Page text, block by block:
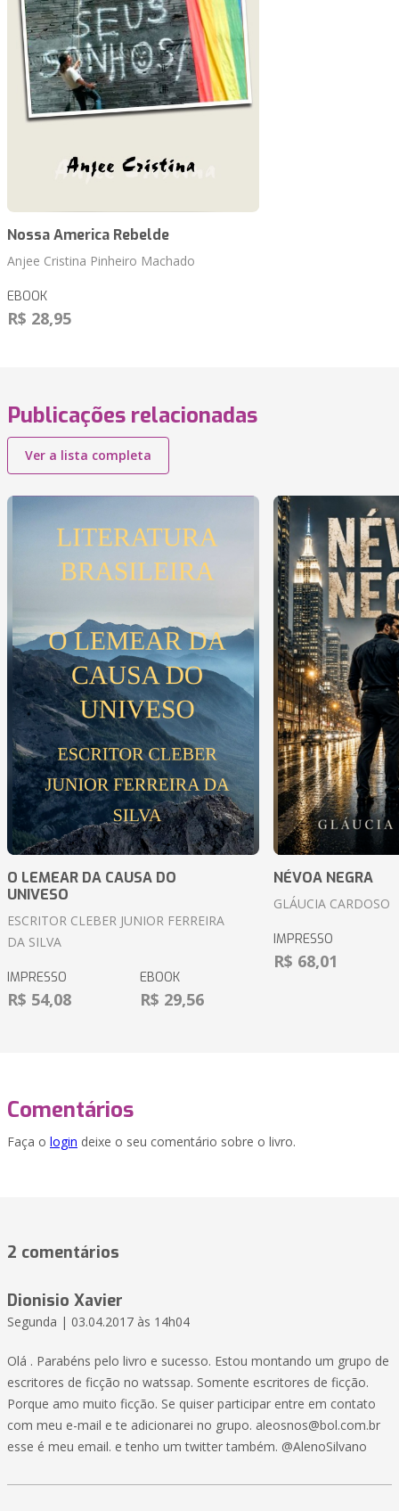
Nossa America Rebelde
Anjee Cristina Pinheiro Machado
EBOOK
R$ 28,95
Publicações relacionadas
Ver a lista completa
O LEMEAR DA CAUSA DO
UNIVESO
ESCRITOR CLEBER JUNIOR FERREIRA
DA SILVA
IMPRESSO
R$ 54,08
EBOOK
R$ 29,56
NÉVOA NEGRA
GLÁUCIA CARDOSO
IMPRESSO
R$ 68,01
Comentários
Faça o login deixe o seu comentário sobre o livro.
2 comentários
Dionisio Xavier
Segunda | 03.04.2017 às 14h04
Olá . Parabéns pelo livro e sucesso. Estou montando um grupo de
escritores de ficção no watssap. Somente escritores de ficção.
Porque amo muito ficção. Se quiser participar entre em contato
com meu e-mail e te adicionarei no grupo. aleosnos@bol.com.br
esse é meu email. e tenho um twitter também. @AlenoSilvano